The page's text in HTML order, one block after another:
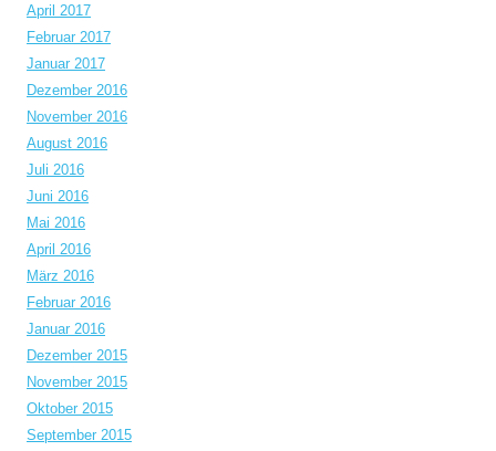
April 2017
Februar 2017
Januar 2017
Dezember 2016
November 2016
August 2016
Juli 2016
Juni 2016
Mai 2016
April 2016
März 2016
Februar 2016
Januar 2016
Dezember 2015
November 2015
Oktober 2015
September 2015